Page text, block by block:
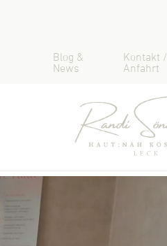
Blog &
News
Kontakt /
Anfahrt